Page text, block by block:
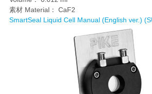
素材 Material： CaF2
SmartSeal Liquid Cell Manual (English ver.)